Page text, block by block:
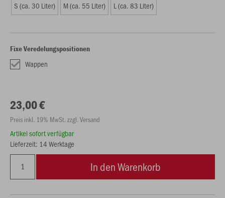
S (ca. 30 Liter) M (ca. 55 Liter) L (ca. 83 Liter)
Fixe Veredelungspositionen
Wappen
23,00 €
Preis inkl. 19% MwSt. zzgl. Versand
Artikel sofort verfügbar
Lieferzeit: 14 Werktage
In den Warenkorb